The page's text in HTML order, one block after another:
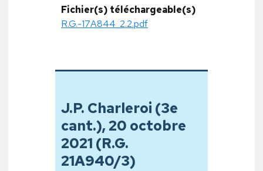
Fichier(s) téléchargeable(s)
R.G.-17A844_2.2.pdf
J.P. Charleroi (3e
cant.), 20 octobre
2021 (R.G.
21A940/3)